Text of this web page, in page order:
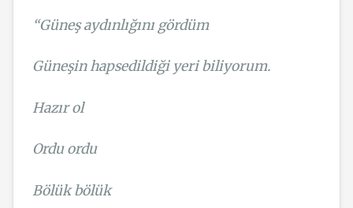
“Güneş aydınlığını gördüm
Güneşin hapsedildiği yeri biliyorum.
Hazır ol
Ordu ordu
Bölük bölük